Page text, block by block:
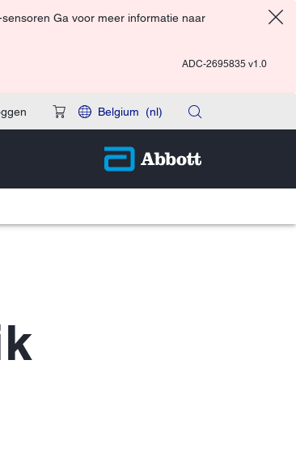
Ga voor meer informatie naar
ADC-2695835 v1.0
Belgium (nl)